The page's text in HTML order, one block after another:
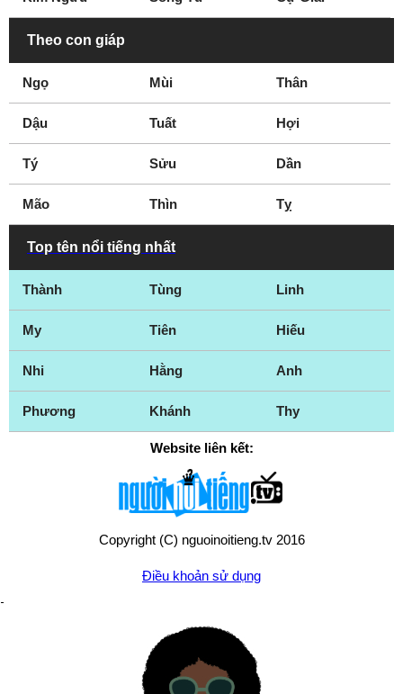
Theo con giáp
Ngọ Mùi Thân
Dậu Tuất Hợi
Tý Sửu Dần
Mão Thìn Tỵ
Top tên nổi tiếng nhất
Thành Tùng Linh
My Tiên Hiếu
Nhi Hằng Anh
Phương Khánh Thy
Website liên kết:
Copyright (C) nguoinoitieng.tv 2016
Điều khoản sử dụng
Chính sách quyền riêng tư